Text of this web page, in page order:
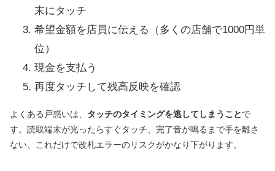
末にタッチ
希望金額を店員に伝える（多くの店舗で1000円単
位）
現金を支払う
再度タッチして残高反映を確認
よくある戸惑いは、 タッチのタイミングを逃してしまうことで
す。読取端末が光ったらすぐタッチ、完了音が鳴るまで手を離さ
ない、これだけで改札エラーのリスクがかなり下がります。